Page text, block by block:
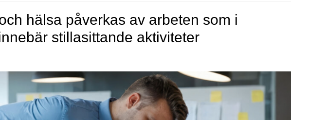
hälsa påverkas av arbeten som i
stillasittande aktiviteter